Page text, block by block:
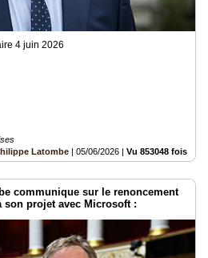
4 juin 2026
Latombe | 05/06/2026 | Vu 853048 fois
communique sur le renoncement
projet avec Microsoft :